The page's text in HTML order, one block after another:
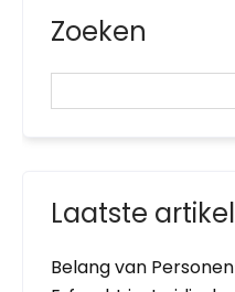
Zoeken
Laatste
Belang van